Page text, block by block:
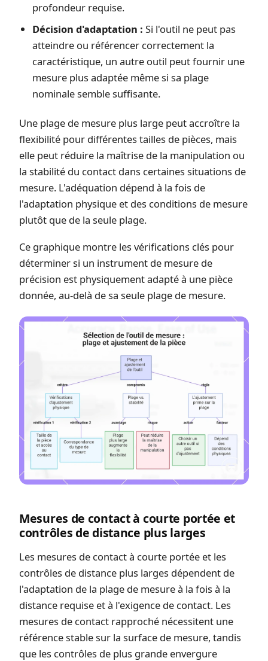
profondeur requise.
Décision d'adaptation : Si l'outil ne peut pas
atteindre ou référencer correctement la
caractéristique, un autre outil peut fournir une
mesure plus adaptée même si sa plage
nominale semble suffisante.
Une plage de mesure plus large peut accroître la
flexibilité pour différentes tailles de pièces, mais
elle peut réduire la maîtrise de la manipulation ou
la stabilité du contact dans certaines situations de
mesure. L'adéquation dépend à la fois de
l'adaptation physique et des conditions de mesure
plutôt que de la seule plage.
Ce graphique montre les vérifications clés pour
déterminer si un instrument de mesure de
précision est physiquement adapté à une pièce
donnée, au-delà de sa seule plage de mesure.
Mesures de contact à courte portée et
contrôles de distance plus larges
Les mesures de contact à courte portée et les
contrôles de distance plus larges dépendent de
l'adaptation de la plage de mesure à la fois à la
distance requise et à l'exigence de contact. Les
mesures de contact rapproché nécessitent une
référence stable sur la surface de mesure, tandis
que les contrôles de plus grande envergure